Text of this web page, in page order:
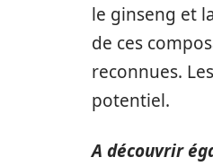
le ginseng et
de ces
reconnues.
potentiel.
A découvrir